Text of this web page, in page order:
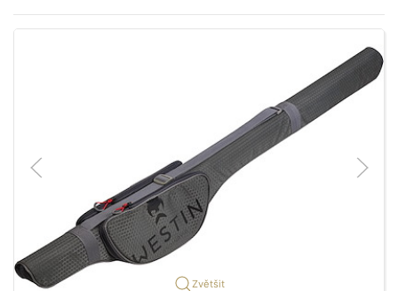
Zvětšit